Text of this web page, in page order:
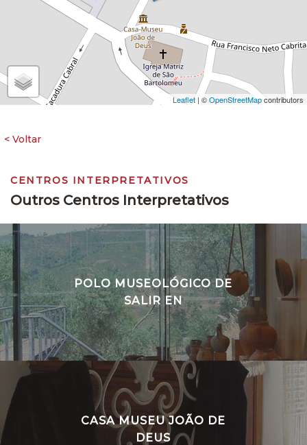
Leaflet | ©OpenStreetMapcontributors
CENTROS INTERPRETATIVOS
Outros Centros Interpretativos
POLO MUSEOLÓGICO DE
SALIR EN
CASA MUSEU JOÃO DE
DEUS